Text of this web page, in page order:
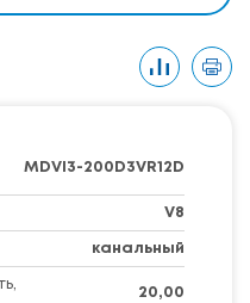
MDVI3-200D3VR12D
V8
канальный
20,00